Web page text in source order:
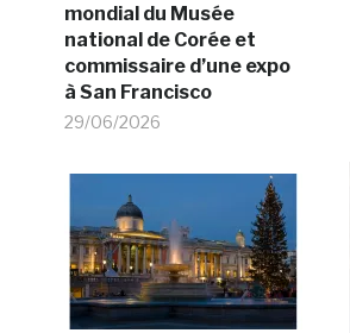
mondial du Musée
national de Corée et
commissaire d’une expo
à San Francisco
29/06/2026